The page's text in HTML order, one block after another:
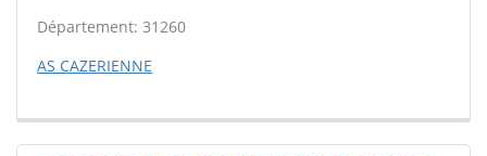
Département: 31260
AS CAZERIENNE